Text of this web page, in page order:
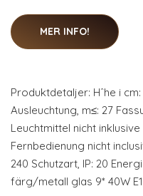
MER INFO!
Produktdetaljer: Hˆhe i
Ausleuchtung, m≤: 27
Leuchtmittel nicht
Fernbedienung nicht
240 Schutzart, IP: 20
färg/metall glas 9* 40W